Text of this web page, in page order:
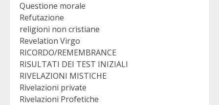
Questione morale
Refutazione
religioni non cristiane
Revelation Virgo
RICORDO/REMEMBRANCE
RISULTATI DEI TEST INIZIALI
RIVELAZIONI MISTICHE
Rivelazioni private
Rivelazioni Profetiche